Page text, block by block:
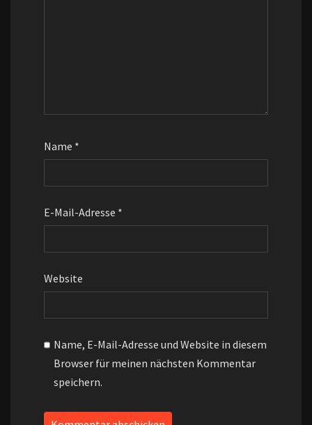
Name *
E-Mail-Adresse *
Website
Name, E-Mail-Adresse und Website in diesem
Browser für meinen nächsten Kommentar
speichern.